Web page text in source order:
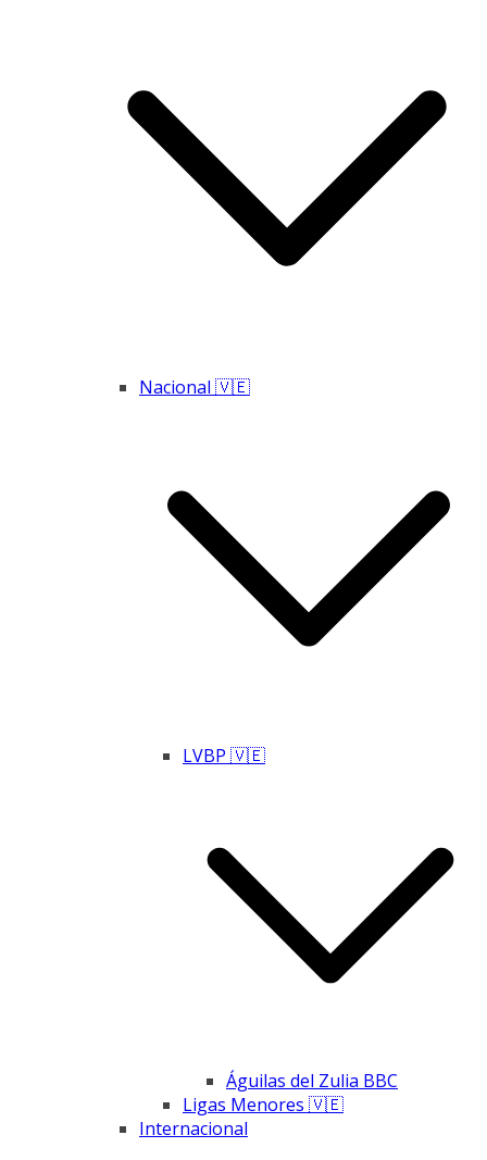
Nacional 🇻🇪
LVBP 🇻🇪
Águilas del Zulia BBC
Ligas Menores 🇻🇪
Internacional